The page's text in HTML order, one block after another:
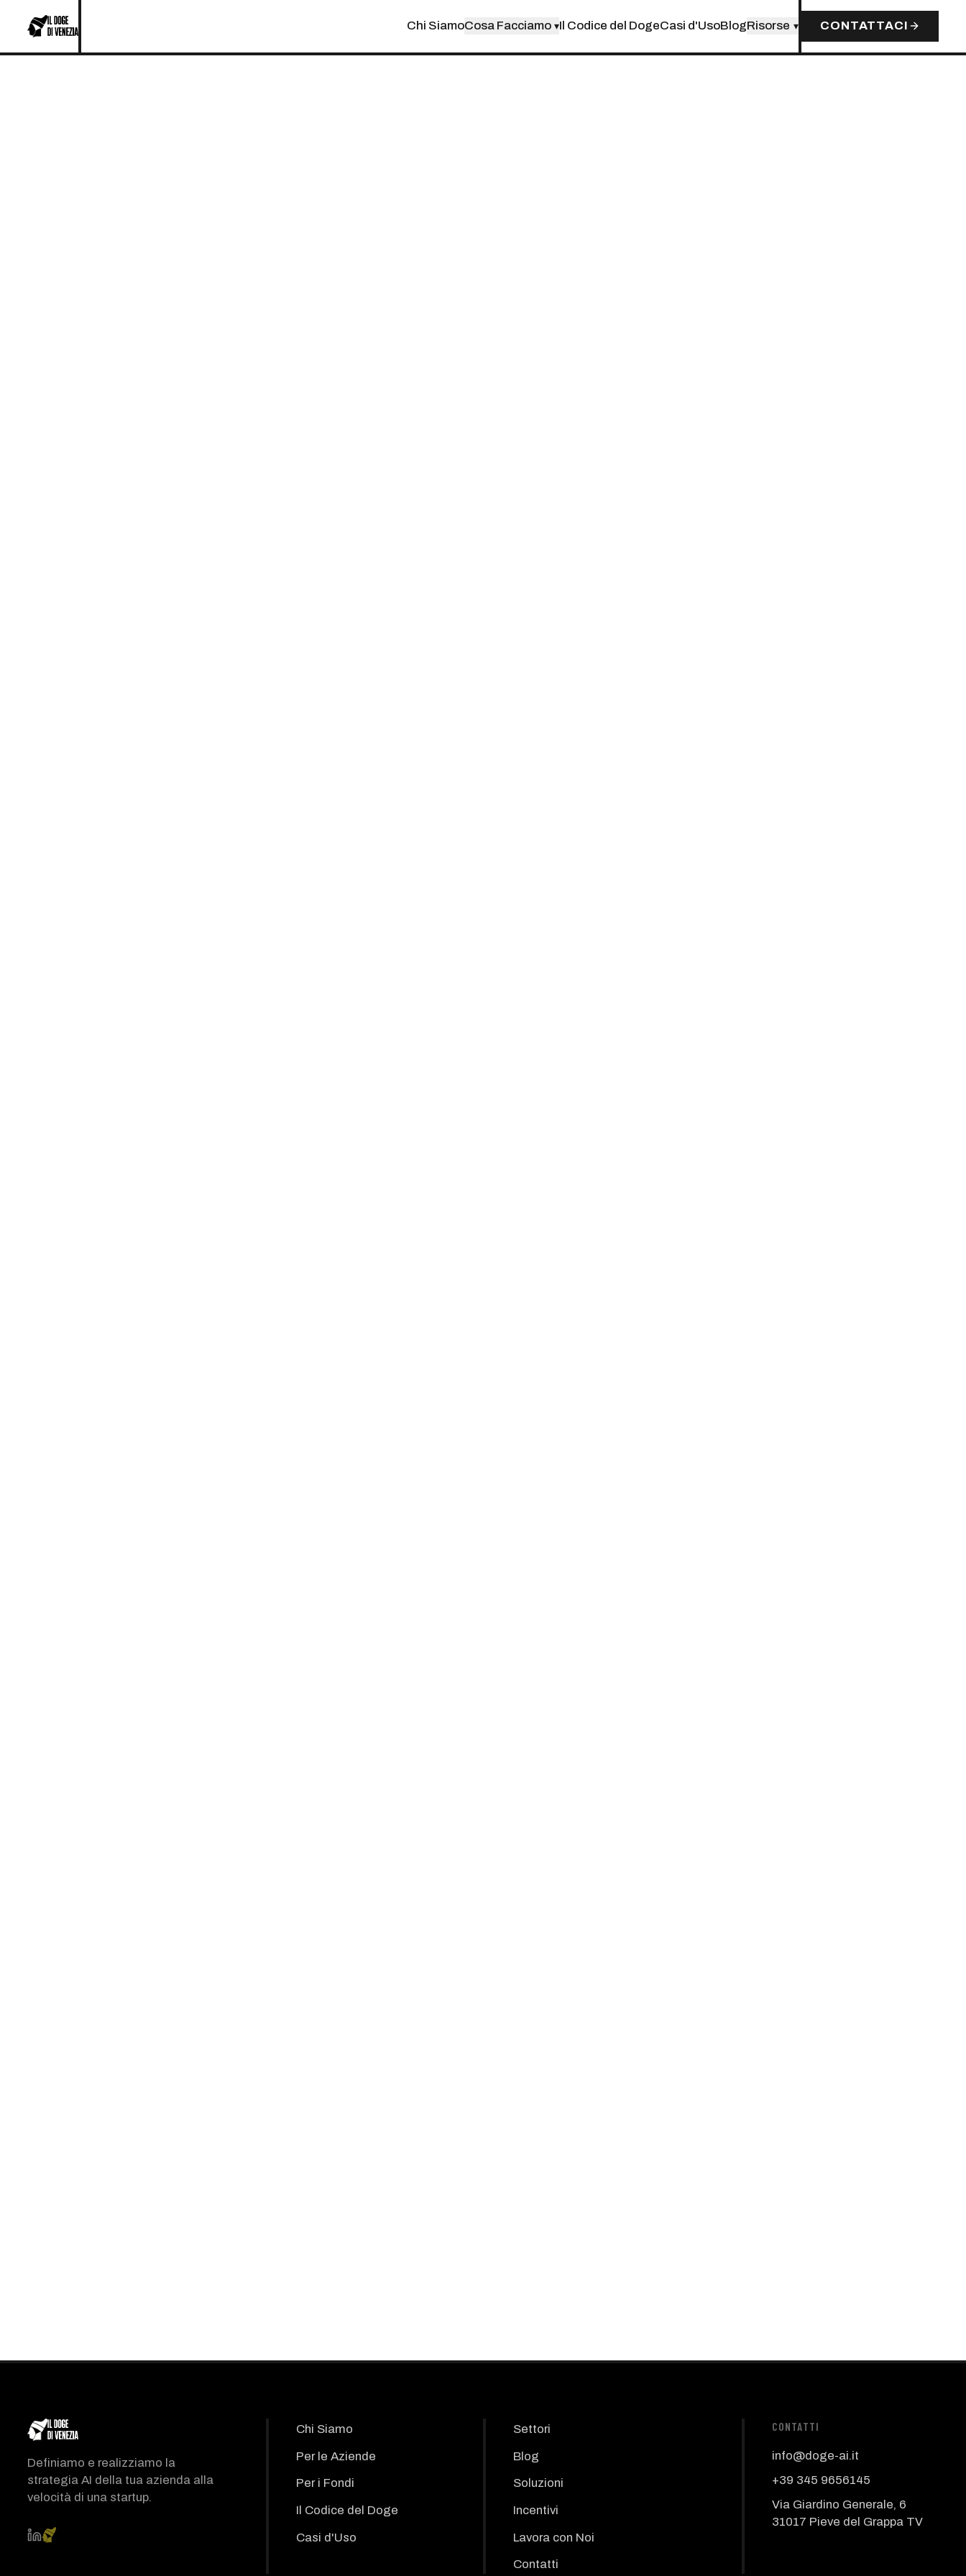
Chi SiamoCosa Facciamo ▾Il Codice del DogeCasi d'UsoBlogRisorse ▾ CONTATTACI
Definiamo e realizziamo la
strategia AI della tua azienda alla
velocità di una startup.
Chi Siamo
Per le Aziende
Per i Fondi
Il Codice del Doge
Casi d'Uso
Settori
Blog
Soluzioni
Incentivi
Lavora con Noi
Contatti
CONTATTI
info@doge-ai.it
+39 345 9656145
Via Giardino Generale, 6
31017 Pieve del Grappa TV